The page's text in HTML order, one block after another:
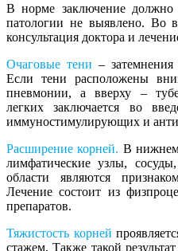
В норме заключение
патологии не выявлено. Во
консультация доктора и
Очаговые тени –
Если тени расположены
пневмонии, а вверху –
легких заключается во
иммуностимулирующих и
Расширение корней. В нижнем
лимфатические узлы,
области являются
Лечение состоит из
препаратов.
Тяжистость корней
стажем. Также такой